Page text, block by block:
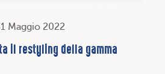
Maggio 2022
il restyling della gamma